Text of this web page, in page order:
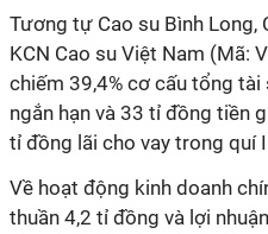
Tương tự Cao su Bình Long,
KCN Cao su Việt Nam (Mã:
chiếm 39,4% cơ cấu tổng
ngắn hạn và 33 tỉ đồng tiền
tỉ đồng lãi cho vay trong quí
Về hoạt động kinh doanh
thuần 4,2 tỉ đồng và lợi